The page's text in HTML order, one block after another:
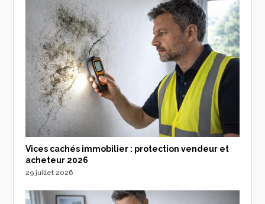
Vices cachés immobilier : protection vendeur et
acheteur 2026
29 juillet 2026